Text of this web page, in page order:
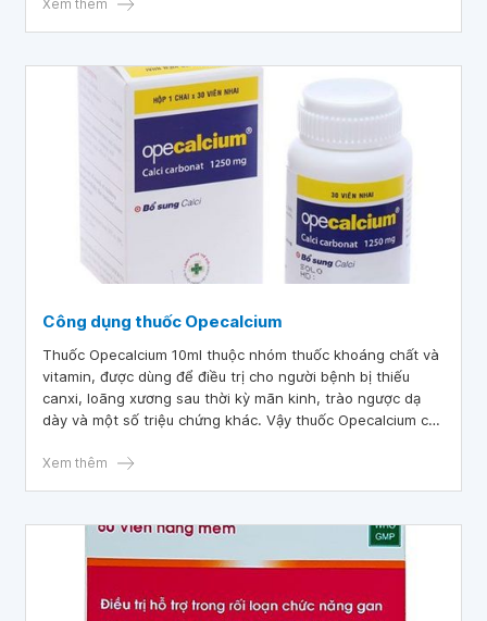
Xem thêm
Công dụng thuốc Opecalcium
Thuốc Opecalcium 10ml thuộc nhóm thuốc khoáng chất và
vitamin, được dùng để điều trị cho người bệnh bị thiếu
canxi, loãng xương sau thời kỳ mãn kinh, trào ngược dạ
dày và một số triệu chứng khác. Vậy thuốc Opecalcium có
thể nào?
Xem thêm